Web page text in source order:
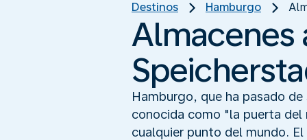
Destinos Hamburgo
Almacenes
Hamburgo, que ha pasado
conocida como "la puerta del
cualquier punto del mundo.